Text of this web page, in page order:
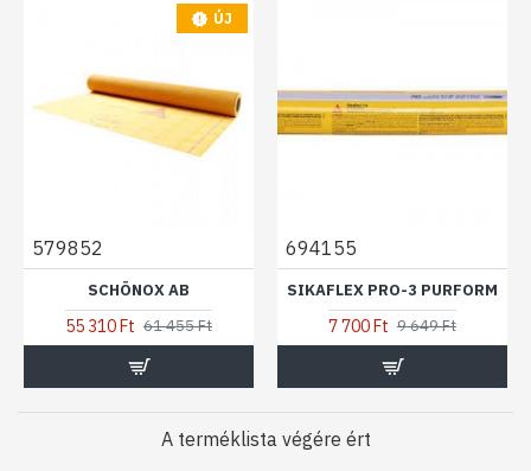
ÚJ
579852
SCHÖNOX AB
55 310 Ft 61 455 Ft
694155
SIKAFLEX PRO-3 PURFORM
7 700 Ft 9 649 Ft
A terméklista végére ért